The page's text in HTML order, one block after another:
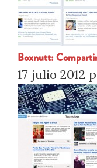
Boxnutt:
17 julio 2012